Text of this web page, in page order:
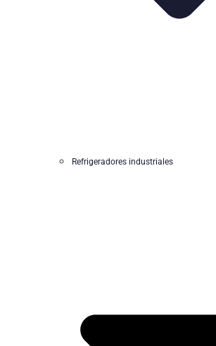
Refrigeradores industriales